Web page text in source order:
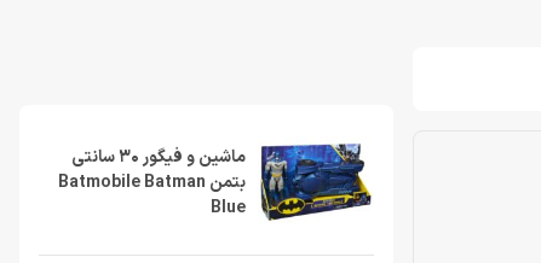
ماشین و فیگور 30 سانتی
بتمن Batmobile Batman
Blue